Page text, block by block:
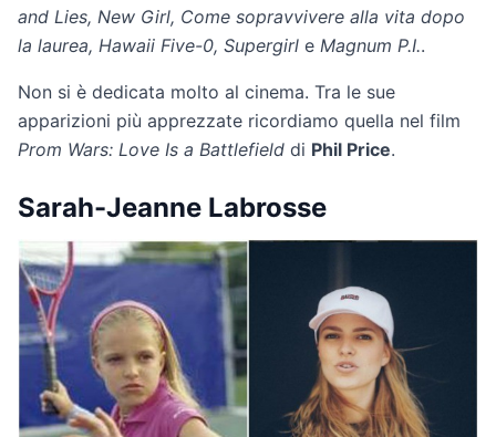
and Lies, New Girl, Come sopravvivere alla vita dopo
la laurea, Hawaii Five-0, Supergirl e Magnum P.I..
Non si è dedicata molto al cinema. Tra le sue
apparizioni più apprezzate ricordiamo quella nel film
Prom Wars: Love Is a Battlefield di Phil Price.
Sarah-Jeanne Labrosse